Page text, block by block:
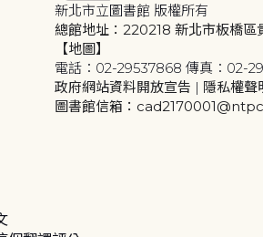
新北市立圖書館 版權所有
總館地址：220218 新北市板橋區
【地圖】
電話：02-29537868 傳真：02-
政府網站資料開放宣告 | 隱私權聲
圖書館信箱：